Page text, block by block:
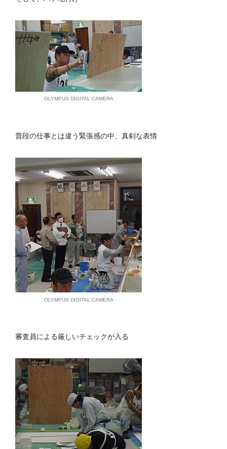
OLYMPUS DIGITAL CAMERA
普段の仕事とは違う緊張感の中、真剣な表情
OLYMPUS DIGITAL CAMERA
審査員による厳しいチェックが入る